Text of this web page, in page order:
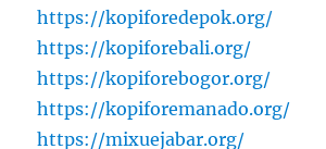
https://kopiforedepok.org/
https://kopiforebali.org/
https://kopiforebogor.org/
https://kopiforemanado.org/
https://mixuejabar.org/